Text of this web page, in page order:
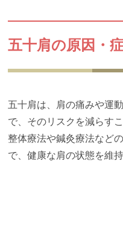
五十肩の原因・
五十肩は、肩の痛みや運
で、そのリスクを減らす
整体療法や鍼灸療法など
で、健康な肩の状態を維